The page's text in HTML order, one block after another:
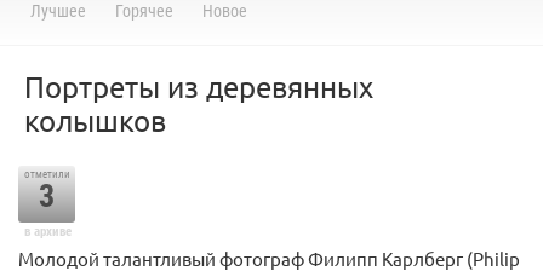
Лучшее Горячее Новое
Портреты из деревянных
колышков
отметили
3
в архиве
Молодой талантливый фотограф Филипп Карлберг (Philip